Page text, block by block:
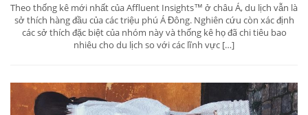
Theo thống kê mới nhất của Affluent Insights™ ở châu Á, du lịch vẫn là
sở thích hàng đầu của các triệu phú Á Đông. Nghiên cứu còn xác định
các sở thích đặc biệt của nhóm này và thống kê họ đã chi tiêu bao
nhiêu cho du lịch so với các lĩnh vực […]